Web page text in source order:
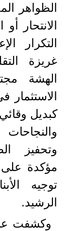
الظواهر
الانتحار
التكرار
غريزة
الهشة
الاستثمار
كبديل
وتحفيز
مؤكدة
توجيه
الرشيد.
وكشفت عن